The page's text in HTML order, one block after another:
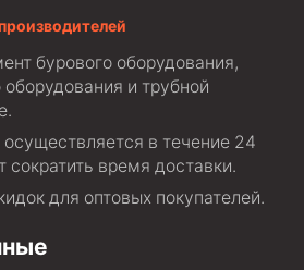
бурового оборудования,
и трубной
осуществляется в течение 24
сократить время доставки.
для оптовых покупателей.